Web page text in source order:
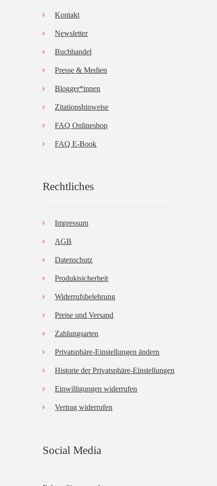
Kontakt
Newsletter
Buchhandel
Presse & Medien
Blogger*innen
Zitationshinweise
FAQ Onlineshop
FAQ E-Book
Rechtliches
Impressum
AGB
Datenschutz
Produktsicherheit
Widerrufsbelehrung
Preise und Versand
Zahlungsarten
Privatsphäre-Einstellungen ändern
Historie der Privatsphäre-Einstellungen
Einwilligungen widerrufen
Vertrag widerrufen
Social Media